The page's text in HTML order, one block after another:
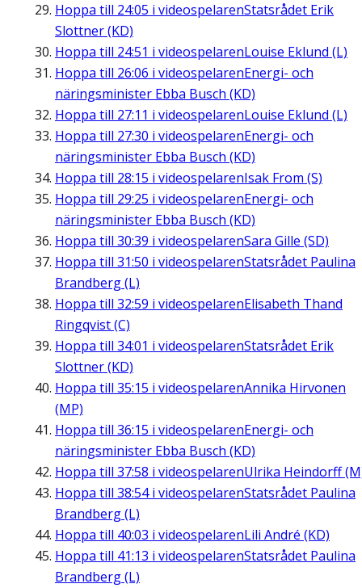
Hoppa till 24:05 i videospelarenStatsrådet Erik
Slottner (KD)
Hoppa till 24:51 i videospelarenLouise Eklund (L)
Hoppa till 26:06 i videospelarenEnergi- och
näringsminister Ebba Busch (KD)
Hoppa till 27:11 i videospelarenLouise Eklund (L)
Hoppa till 27:30 i videospelarenEnergi- och
näringsminister Ebba Busch (KD)
Hoppa till 28:15 i videospelarenIsak From (S)
Hoppa till 29:25 i videospelarenEnergi- och
näringsminister Ebba Busch (KD)
Hoppa till 30:39 i videospelarenSara Gille (SD)
Hoppa till 31:50 i videospelarenStatsrådet Paulina
Brandberg (L)
Hoppa till 32:59 i videospelarenElisabeth Thand
Ringqvist (C)
Hoppa till 34:01 i videospelarenStatsrådet Erik
Slottner (KD)
Hoppa till 35:15 i videospelarenAnnika Hirvonen
(MP)
Hoppa till 36:15 i videospelarenEnergi- och
näringsminister Ebba Busch (KD)
Hoppa till 37:58 i videospelarenUlrika Heindorff
Hoppa till 38:54i videospelarenStatsrådet Paulina
Brandberg (L)
Hoppa till 40:03 i videospelarenLili André (KD)
Hoppa till 41:13 i videospelarenStatsrådet Paulina
Brandberg (L)